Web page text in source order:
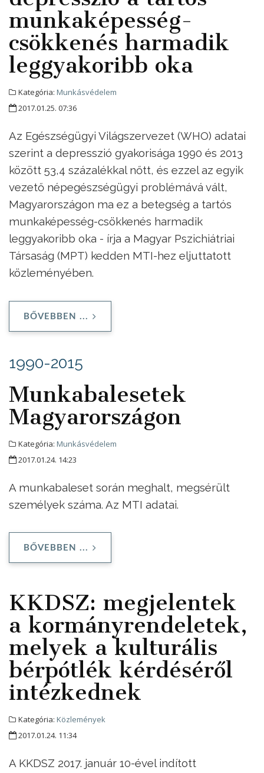
munkaképesség-
csökkenés harmadik
leggyakoribb oka
Kategória: Munkásvédelem
2017.01.25. 07:36
Az Egészségügyi Világszervezet (WHO) adatai
szerint a depresszió gyakorisága 1990 és 2013
között 53,4 százalékkal nőtt, és ezzel az egyik
vezető népegészségügyi problémává vált,
Magyarországon ma ez a betegség a tartós
munkaképesség-csökkenés harmadik
leggyakoribb oka - írja a Magyar Pszichiátriai
Társaság (MPT) kedden MTI-hez eljuttatott
közleményében.
BŐVEBBEN ...
1990-2015
Munkabalesetek
Magyarországon
Kategória: Munkásvédelem
2017.01.24. 14:23
A munkabaleset során meghalt, megsérült
személyek száma. Az MTI adatai.
BŐVEBBEN ...
KKDSZ: megjelentek
a kormányrendeletek,
melyek a kulturális
bérpótlék kérdéséről
intézkednek
Kategória: Közlemények
2017.01.24. 11:34
A KKDSZ 2017. január 10-ével indított